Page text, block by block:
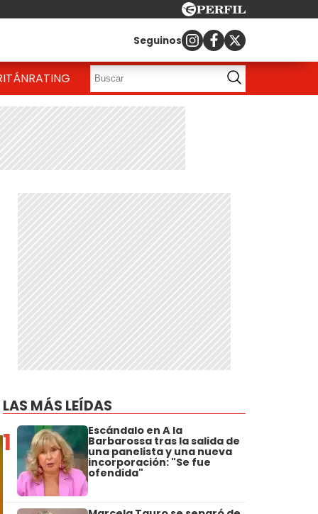
Seguinos
RATING
LAS MÁS LEÍDAS
1 Escándalo en A la
Barbarossa tras la salida de
una panelista y una nueva
incorporación: "Se fue
ofendida"